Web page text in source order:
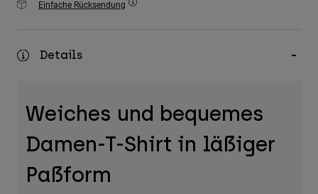
Zubehör
Taschen & Rucksäcke
Alle anzeigen
Einfache Rücksendung
Details
Weiches und bequemes
Damen-T-Shirt in läßiger
Paßform